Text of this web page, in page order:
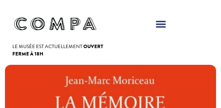
LE MUSÉE EST ACTUELLEMENTOUVERT
FERME À 18H